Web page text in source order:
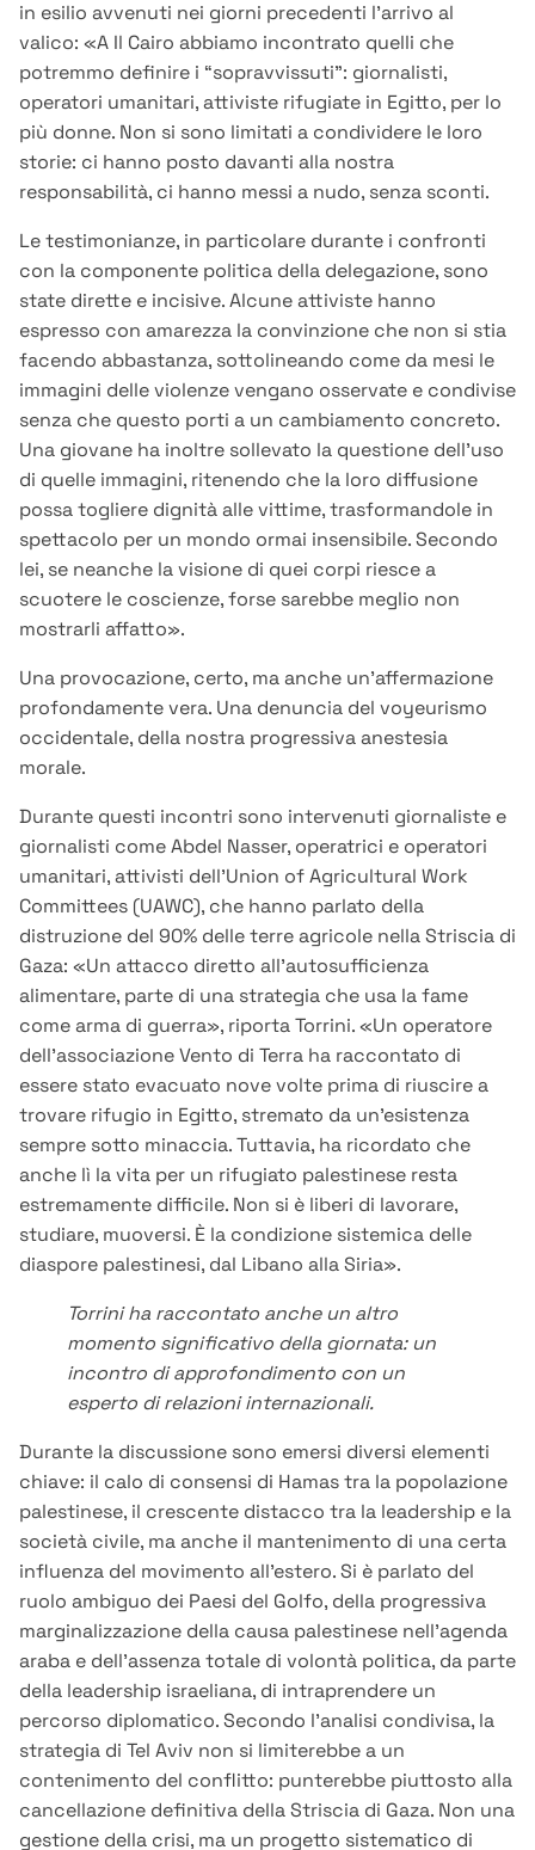
in esilio avvenuti nei giorni precedenti l’arrivo al
valico: «A Il Cairo abbiamo incontrato quelli che
potremmo definire i “sopravvissuti”: giornalisti,
operatori umanitari, attiviste rifugiate in Egitto, per lo
più donne. Non si sono limitati a condividere le loro
storie: ci hanno posto davanti alla nostra
responsabilità, ci hanno messi a nudo, senza sconti.
Le testimonianze, in particolare durante i confronti
con la componente politica della delegazione, sono
state dirette e incisive. Alcune attiviste hanno
espresso con amarezza la convinzione che non si stia
facendo abbastanza, sottolineando come da mesi le
immagini delle violenze vengano osservate e condivise
senza che questo porti a un cambiamento concreto.
Una giovane ha inoltre sollevato la questione dell’uso
di quelle immagini, ritenendo che la loro diffusione
possa togliere dignità alle vittime, trasformandole in
spettacolo per un mondo ormai insensibile. Secondo
lei, se neanche la visione di quei corpi riesce a
scuotere le coscienze, forse sarebbe meglio non
mostrarli affatto».
Una provocazione, certo, ma anche un’affermazione
profondamente vera. Una denuncia del voyeurismo
occidentale, della nostra progressiva anestesia
morale.
Durante questi incontri sono intervenuti giornaliste e
giornalisti come Abdel Nasser, operatrici e operatori
umanitari, attivisti dell’Union of Agricultural Work
Committees (UAWC), che hanno parlato della
distruzione del 90% delle terre agricole nella Striscia di
Gaza: «Un attacco diretto all’autosufficienza
alimentare, parte di una strategia che usa la fame
come arma di guerra», riporta Torrini. «Un operatore
dell’associazione Vento di Terra ha raccontato di
essere stato evacuato nove volte prima di riuscire a
trovare rifugio in Egitto, stremato da un’esistenza
sempre sotto minaccia. Tuttavia, ha ricordato che
anche lì la vita per un rifugiato palestinese resta
estremamente difficile. Non si è liberi di lavorare,
studiare, muoversi. È la condizione sistemica delle
diaspore palestinesi, dal Libano alla Siria».
Torrini ha raccontato anche un altro
momento significativo della giornata: un
incontro di approfondimento con un
esperto di relazioni internazionali.
Durante la discussione sono emersi diversi elementi
chiave: il calo di consensi di Hamas tra la popolazione
palestinese, il crescente distacco tra la leadership e la
società civile, ma anche il mantenimento di una certa
influenza del movimento all’estero. Si è parlato del
ruolo ambiguo dei Paesi del Golfo, della progressiva
marginalizzazione della causa palestinese nell’agenda
araba e dell’assenza totale di volontà politica, da parte
della leadership israeliana, di intraprendere un
percorso diplomatico. Secondo l’analisi condivisa, la
strategia di Tel Aviv non si limiterebbe a un
contenimento del conflitto: punterebbe piuttosto alla
cancellazione definitiva della Striscia di Gaza. Non una
gestione della crisi, ma un progetto sistematico di